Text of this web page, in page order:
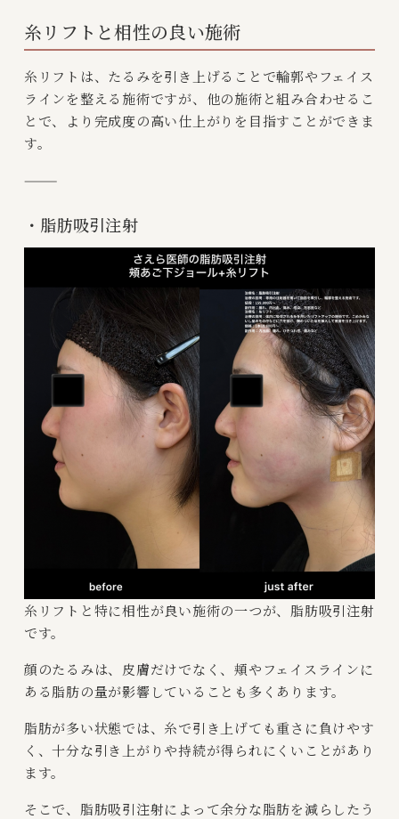
糸リフトと相性の良い施術
糸リフトは、たるみを引き上げることで輪郭やフェイス
ラインを整える施術ですが、他の施術と組み合わせるこ
とで、より完成度の高い仕上がりを目指すことができま
す。
⸻
・脂肪吸引注射
糸リフトと特に相性が良い施術の一つが、脂肪吸引注射
です。
顔のたるみは、皮膚だけでなく、頬やフェイスラインに
ある脂肪の量が影響していることも多くあります。
脂肪が多い状態では、糸で引き上げても重さに負けやす
く、十分な引き上がりや持続が得られにくいことがあり
ます。
そこで、脂肪吸引注射によって余分な脂肪を減らしたう